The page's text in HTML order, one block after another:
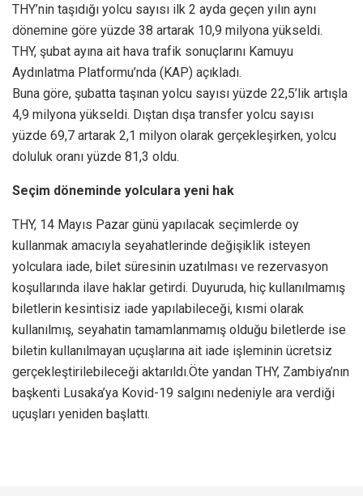
THY’nin taşıdığı yolcu sayısı ilk 2 ayda geçen yılın aynı
dönemine göre yüzde 38 artarak 10,9 milyona yükseldi.
THY, şubat ayına ait hava trafik sonuçlarını Kamuyu
Aydınlatma Platformu’nda (KAP) açıkladı.
Buna göre, şubatta taşınan yolcu sayısı yüzde 22,5’lik artışla
4,9 milyona yükseldi. Dıştan dışa transfer yolcu sayısı
yüzde 69,7 artarak 2,1 milyon olarak gerçekleşirken, yolcu
doluluk oranı yüzde 81,3 oldu.
Seçim döneminde yolculara yeni hak
THY, 14 Mayıs Pazar günü yapılacak seçimlerde oy
kullanmak amacıyla seyahatlerinde değişiklik isteyen
yolculara iade, bilet süresinin uzatılması ve rezervasyon
koşullarında ilave haklar getirdi. Duyuruda, hiç kullanılmamış
biletlerin kesintisiz iade yapılabileceği, kısmi olarak
kullanılmış, seyahatin tamamlanmamış olduğu biletlerde ise
biletin kullanılmayan uçuşlarına ait iade işleminin ücretsiz
gerçekleştirilebileceği aktarıldı.Öte yandan THY, Zambiya’nın
başkenti Lusaka’ya Kovid-19 salgını nedeniyle ara verdiği
uçuşları yeniden başlattı.